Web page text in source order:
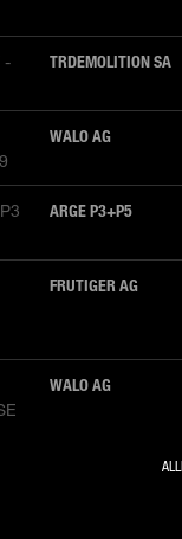
-
TRDEMOLITION SA
WALO AG
ARGE P3+P5
FRUTIGER AG
WALO AG